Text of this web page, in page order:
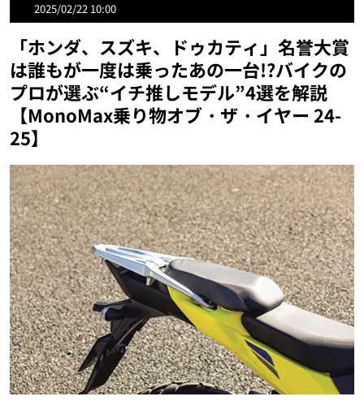
2025/02/22 10:00
「ホンダ、スズキ、ドゥカティ」名誉大賞
は誰もが一度は乗ったあの一台!?バイクの
プロが選ぶ“イチ推しモデル”4選を解説
【MonoMax乗り物オブ・ザ・イヤー 24-
25】